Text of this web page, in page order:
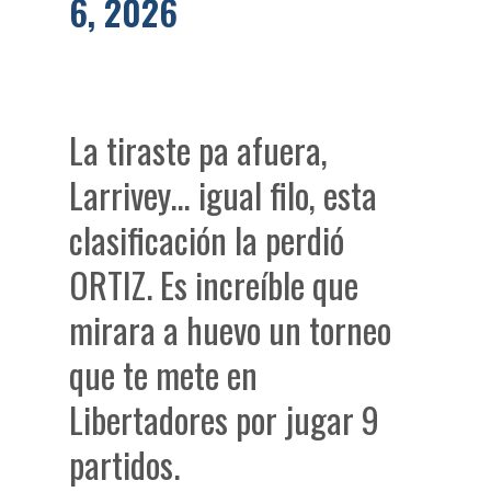
6, 2026
La tiraste pa afuera,
Larrivey… igual filo, esta
clasificación la perdió
ORTIZ. Es increíble que
mirara a huevo un torneo
que te mete en
Libertadores por jugar 9
partidos.